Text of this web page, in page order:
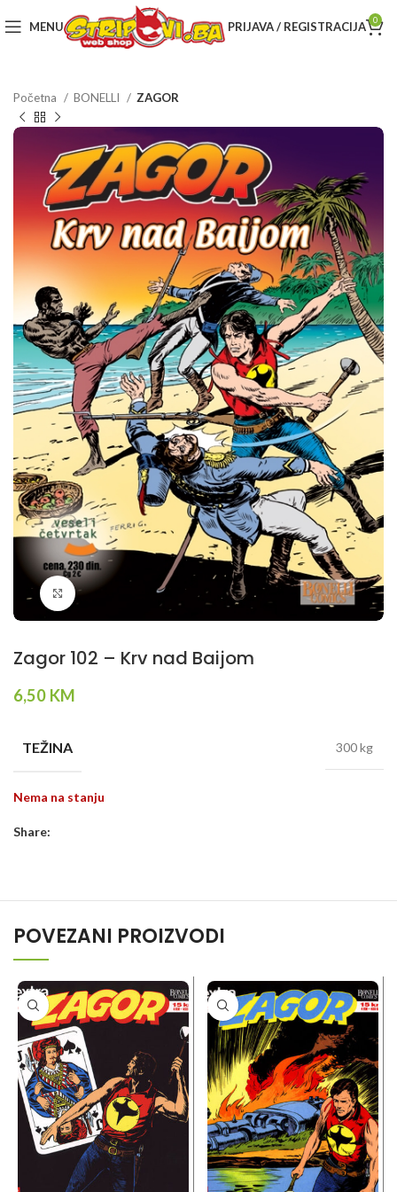
MENU PRIJAVA / REGISTRACIJA 0
Početna BONELLI ZAGOR
Klikni da povečaš
Zagor 102 – Krv nad Baijom
6,50 KM
TEŽINA 300 kg
Nema na stanju
Share:
POVEZANI PROIZVODI